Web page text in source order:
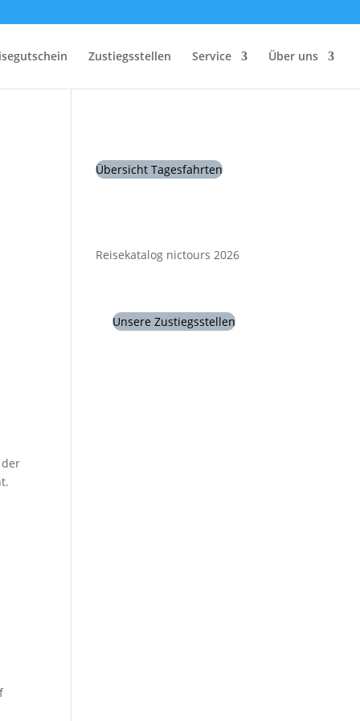
Zustiegsstellen Service Über uns
der
Übersicht Tagesfahrten
Reisekatalog nictours 2026
Unsere Zustiegsstellen